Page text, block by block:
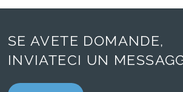
SE AVETE DOMANDE,
INVIATECI UN